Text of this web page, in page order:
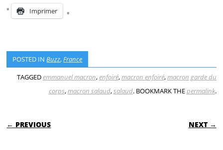
Imprimer
POSTED INBuzz,France
TAGGEDemmanuel macron,enfoiré,macron enfoiré,macron garde du
corps,macron salaud,salaud. BOOKMARK THEpermalink.
POST NAVIGATION
← PREVIOUS NEXT →